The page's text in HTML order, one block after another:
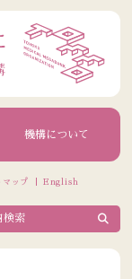
機構について
マップ English